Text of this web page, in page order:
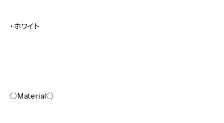
・ホワイト
○Material○